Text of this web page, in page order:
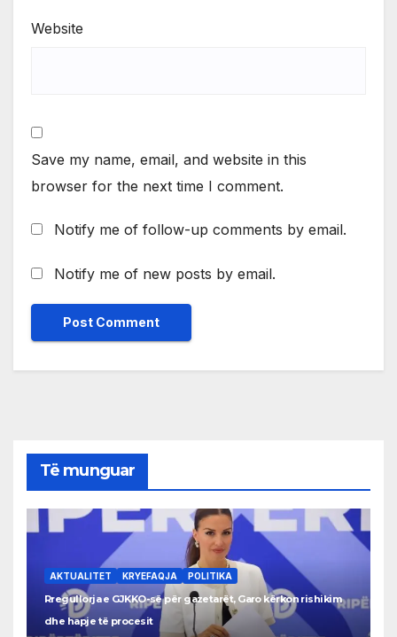
Website
Save my name, email, and website in this
browser for the next time I comment.
Notify me of follow-up comments by email.
Notify me of new posts by email.
Të munguar
AKTUALITET KRYEFAQJA POLITIKA
Rregullorja e GJKKO-së për gazetarët, Garo kërkon rishikim
dhe hapje të procesit